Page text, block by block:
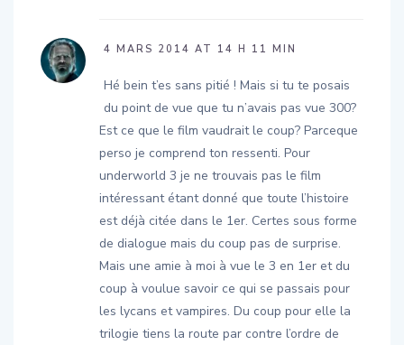
4 MARS 2014 AT 14 H 11 MIN
Hé bein t’es sans pitié ! Mais si tu te posais
du point de vue que tu n’avais pas vue 300?
Est ce que le film vaudrait le coup? Parceque
perso je comprend ton ressenti. Pour
underworld 3 je ne trouvais pas le film
intéressant étant donné que toute l’histoire
est déjà citée dans le 1er. Certes sous forme
de dialogue mais du coup pas de surprise.
Mais une amie à moi à vue le 3 en 1er et du
coup à voulue savoir ce qui se passais pour
les lycans et vampires. Du coup pour elle la
trilogie tiens la route par contre l’ordre de